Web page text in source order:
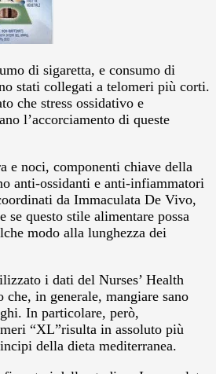
di sigaretta, e consumo di
stati collegati a telomeri più corti.
che stress ossidativo e
l’accorciamento di queste
e noci, componenti chiave della
anti-ossidanti e anti-infiammatori
da Immaculata De Vivo,
se questo stile alimentare possa
modo alla lunghezza dei
i dati del Nurses’ Health
che, in generale, mangiare sano
In particolare, però,
“XL”risulta in assoluto più
della dieta mediterranea.